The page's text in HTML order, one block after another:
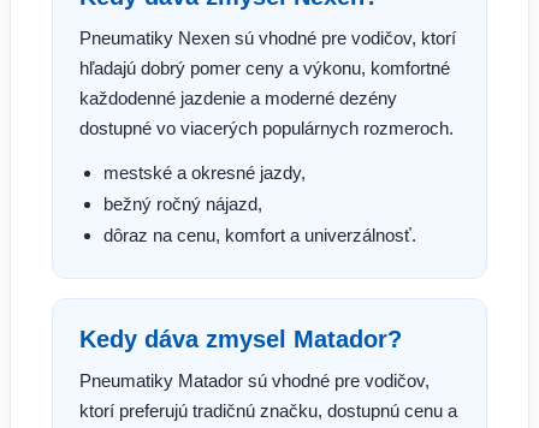
Pneumatiky Nexen sú vhodné pre vodičov, ktorí
hľadajú dobrý pomer ceny a výkonu, komfortné
každodenné jazdenie a moderné dezény
dostupné vo viacerých populárnych rozmeroch.
mestské a okresné jazdy,
bežný ročný nájazd,
dôraz na cenu, komfort a univerzálnosť.
Kedy dáva zmysel Matador?
Pneumatiky Matador sú vhodné pre vodičov,
ktorí preferujú tradičnú značku, dostupnú cenu a